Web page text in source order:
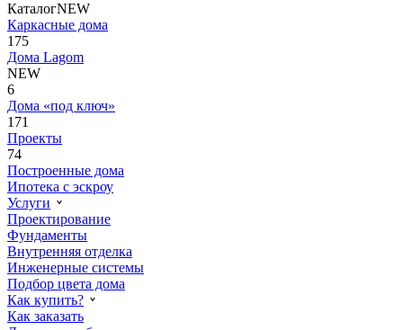
КаталогNEW
Каркасные дома
175
Дома Lagom
NEW
6
Дома «под ключ»
171
Проекты
74
Построенные дома
Ипотека с эскроу
Услуги
Проектирование
Фундаменты
Внутренняя отделка
Инженерные системы
Подбор цвета дома
Как купить?
Как заказать